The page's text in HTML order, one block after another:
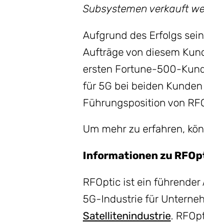
Subsystemen verkauft
Aufgrund des Erfolgs
Aufträge von diesem
ersten Fortune-500-
für 5G bei beiden
Führungsposition von
Um mehr zu erfahren,
Informationen zu
RFOptic ist ein führender
5G-Industrie für
Satellitenindustrie.